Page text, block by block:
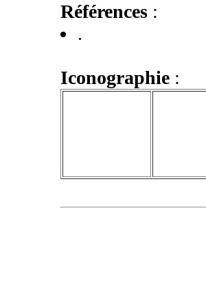
Références :
.
Iconographie :